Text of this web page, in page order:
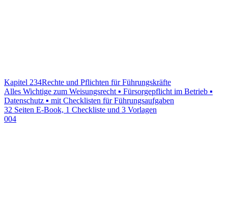
Kapitel 234Rechte und Pflichten für Führungskräfte
Alles Wichtige zum Weisungsrecht ▪ Fürsorgepflicht im Betrieb ▪
Datenschutz ▪ mit Checklisten für Führungsaufgaben
32 Seiten E-Book, 1 Checkliste und 3 Vorlagen
004